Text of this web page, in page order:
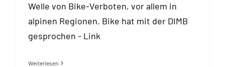
Welle von Bike-Verboten, vor allem in
alpinen Regionen. Bike hat mit der DIMB
gesprochen - Link
Weiterlesen